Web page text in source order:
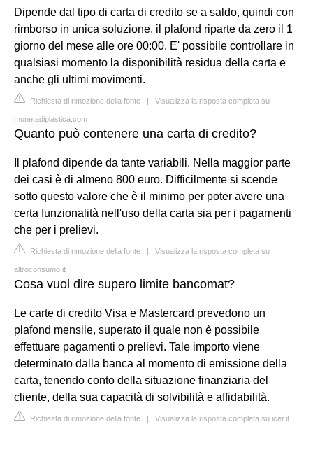
Dipende dal tipo di carta di credito se a saldo, quindi con
rimborso in unica soluzione, il plafond riparte da zero il 1
giorno del mese alle ore 00:00. E' possibile controllare in
qualsiasi momento la disponibilità residua della carta e
anche gli ultimi movimenti.
Richiesta di rimozione della fonte | Visualizza la risposta completa su
monetadiplastica.com
Quanto può contenere una carta di credito?
Il plafond dipende da tante variabili. Nella maggior parte
dei casi è di almeno 800 euro. Difficilmente si scende
sotto questo valore che è il minimo per poter avere una
certa funzionalità nell'uso della carta sia per i pagamenti
che per i prelievi.
Richiesta di rimozione della fonte | Visualizza la risposta completa su
altroconsumo.it
Cosa vuol dire supero limite bancomat?
Le carte di credito Visa e Mastercard prevedono un
plafond mensile, superato il quale non è possibile
effettuare pagamenti o prelievi. Tale importo viene
determinato dalla banca al momento di emissione della
carta, tenendo conto della situazione finanziaria del
cliente, della sua capacità di solvibilità e affidabilità.
Richiesta di rimozione della fonte | Visualizza la risposta completa su icer.it